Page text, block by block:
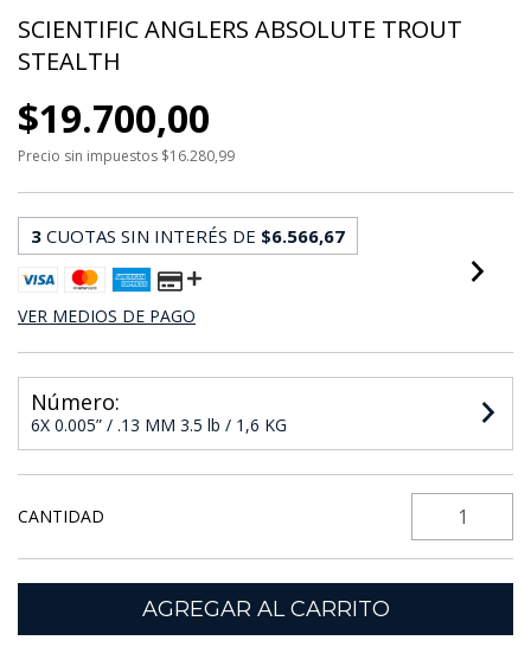
SCIENTIFIC ANGLERS ABSOLUTE TROUT
STEALTH
$19.700,00
Precio sin impuestos $16.280,99
3 CUOTAS SIN INTERÉS DE $6.566,67
VER MEDIOS DE PAGO
Número:
6X 0.005” / .13 MM 3.5 lb / 1,6 KG
CANTIDAD